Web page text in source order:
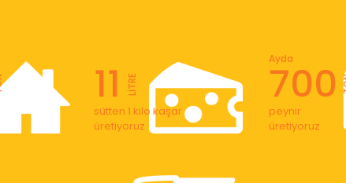
11 LİTRE
sütten 1 kilo kaşar
üretiyoruz
700
Ayda
peynir
üretiyoruz